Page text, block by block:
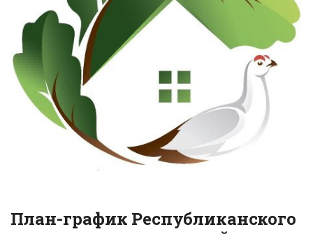
План-график Республиканского